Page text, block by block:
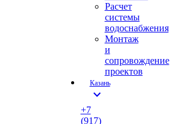
Расчет
системы
водоснабжения
Монтаж
и
сопровождение
проектов
Казань
expand_more
+7
(917)